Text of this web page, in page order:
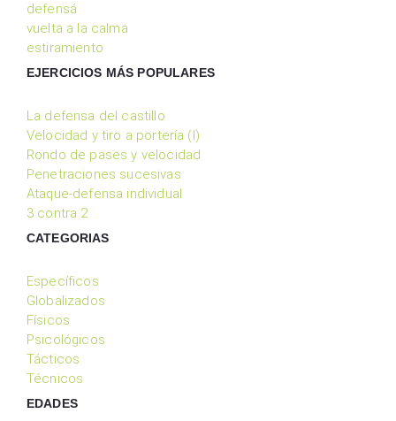
defensá
vuelta a la calma
estiramiento
EJERCICIOS MÁS POPULARES
La defensa del castillo
Velocidad y tiro a portería (I)
Rondo de pases y velocidad
Penetraciones sucesivas
Ataque-defensa individual
3 contra 2
CATEGORIAS
Específicos
Globalizados
Físicos
Psicológicos
Tácticos
Técnicos
EDADES